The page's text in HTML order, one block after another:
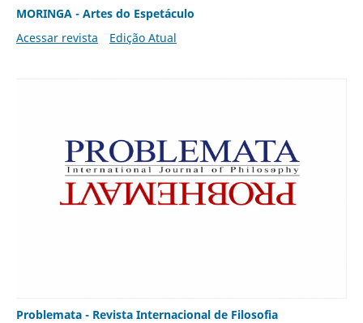
MORINGA - Artes do Espetáculo
Acessar revista
Edição Atual
Problemata - Revista Internacional de Filosofia